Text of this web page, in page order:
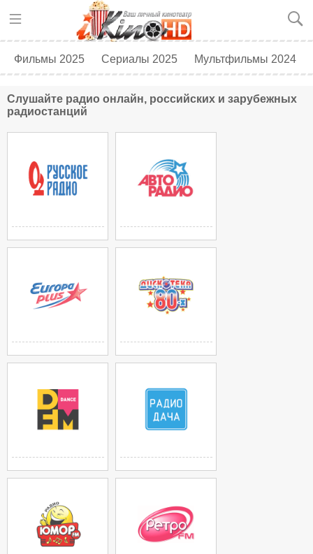
Фильмы 2025 Сериалы 2025 Мультфильмы 2024
Топ 250 Скоро в кино
Слушайте радио онлайн, российских и зарубежных
радиостанций
Русское Радио АвтоРадио
Москва 90,3 FM
Европа Плюс
Москва 106,2 FM
ДИСКОТЕКА 80-Х
РАДИО DFM
МОСКВА 101,2 FM
РАДИО ДАЧА
МОСКВА 92,4 FM